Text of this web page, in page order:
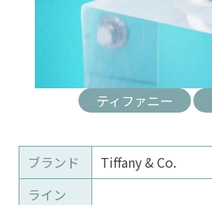
ティファニー
ブランド
Tiffany & Co.
ライン